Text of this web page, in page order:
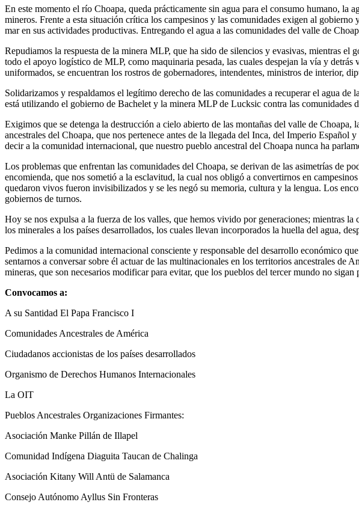
En este momento el río Choapa, queda prácticamente sin agua para el consumo humano,
mineros. Frente a esta situación crítica los campesinos y las comunidades exigen al
mar en sus actividades productivas. Entregando el agua a las comunidades del valle de
Repudiamos la respuesta de la minera MLP, que ha sido de silencios y evasivas, mientras
todo el apoyo logístico de MLP, como maquinaria pesada, las cuales despejan la vía y
uniformados, se encuentran los rostros de gobernadores, intendentes, ministros de interior,
Solidarizamos y respaldamos el legítimo derecho de las comunidades a recuperar el agua
está utilizando el gobierno de Bachelet y la minera MLP de Lucksic contra las comunidades
Exigimos que se detenga la destrucción a cielo abierto de las montañas del valle de
ancestrales del Choapa, que nos pertenece antes de la llegada del Inca, del Imperio
decir a la comunidad internacional, que nuestro pueblo ancestral del Choapa nunca ha
Los problemas que enfrentan las comunidades del Choapa, se derivan de las asimetrías de
encomienda, que nos sometió a la esclavitud, la cual nos obligó a convertirnos en
quedaron vivos fueron invisibilizados y se les negó su memoria, cultura y la lengua. Los
gobiernos de turnos.
Hoy se nos expulsa a la fuerza de los valles, que hemos vivido por generaciones; mientras
los minerales a los países desarrollados, los cuales llevan incorporados la huella del agua,
Pedimos a la comunidad internacional consciente y responsable del desarrollo económico
sentarnos a conversar sobre él actuar de las multinacionales en los territorios ancestrales de
mineras, que son necesarios modificar para evitar, que los pueblos del tercer mundo no
Convocamos a:
A su Santidad El Papa Francisco I
Comunidades Ancestrales de América
Ciudadanos accionistas de los países desarrollados
Organismo de Derechos Humanos Internacionales
La OIT
Pueblos Ancestrales Organizaciones Firmantes:
Asociación Manke Pillán de Illapel
Comunidad Indígena Diaguita Taucan de Chalinga
Asociación Kitany Will Antü de Salamanca
Consejo Autónomo Ayllus Sin Fronteras